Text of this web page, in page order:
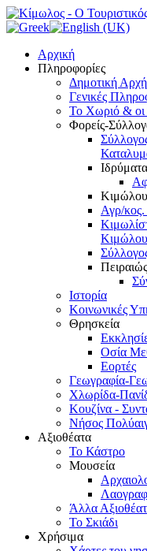
Αρχική
Πληροφορίες
Δημοτική
Γενικές
Το Xωριό & οι
Φορείς-
Ιδρύματα
Κιμώλου
Αγρ/
Κιμώλου
Ιστορία
Κοινωνικές
Θρησκεία
Οσία
Εορτές
Γεωγραφία-
Χλωρίδα-
Κουζίνα -
Νήσος
Αξιοθέατα
Το Κάστρο
Μουσεία
Άλλα
Το Σκιάδι
Χρήσιμα